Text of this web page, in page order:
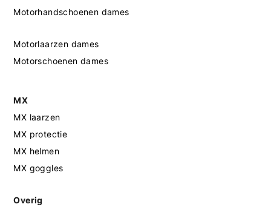
Motorhandschoenen dames
Motorlaarzen dames
Motorschoenen dames
MX
MX laarzen
MX protectie
MX helmen
MX goggles
Overig